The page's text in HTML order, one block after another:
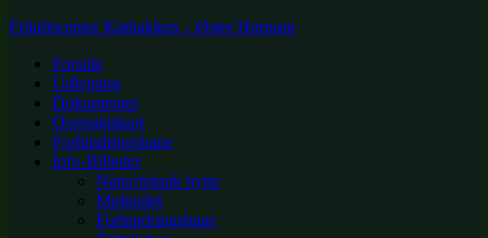
Friluftscenter Katbakken – Øster Hornum
Forside
Udlejning
Dokumenter
Oversigtskort
Forhindringsbane
Info-Billeder
Natur/teknik hytte
Multtoilet
Forhindringsbane